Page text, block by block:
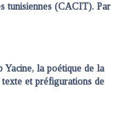
tunisiennes (CACIT). Par
la poétique de la
et préfigurations de